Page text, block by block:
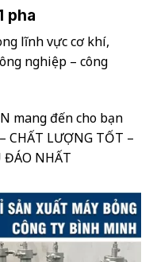
pha
lĩnh vực cơ khí,
nghiệp – công
mang đến cho bạn
CHẤT LƯỢNG TỐT –
ĐÁO NHẤT